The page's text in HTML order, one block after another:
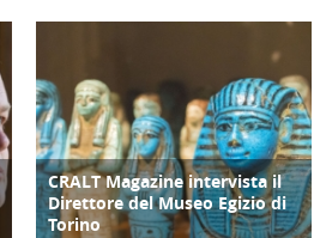
COPERTINA
CRALT Magazine intervista il
Direttore del Museo Egizio di
Torino